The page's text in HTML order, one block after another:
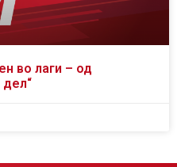
во лаги – од
дел“